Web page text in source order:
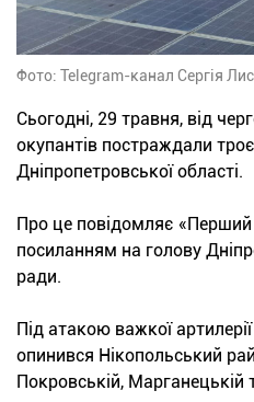
Фото: Telegram-канал Сергія
Сьогодні, 29 травня, від
окупантів постраждали
Дніпропетровської області.
Про це повідомляє «Перший
посиланням на голову
ради.
Під атакою важкої
опинився Нікопольський
Покровській, Марганецькій